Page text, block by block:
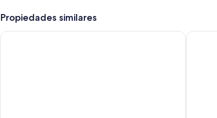
Propiedades similares
Hotel Vaduzerhof by b_smart